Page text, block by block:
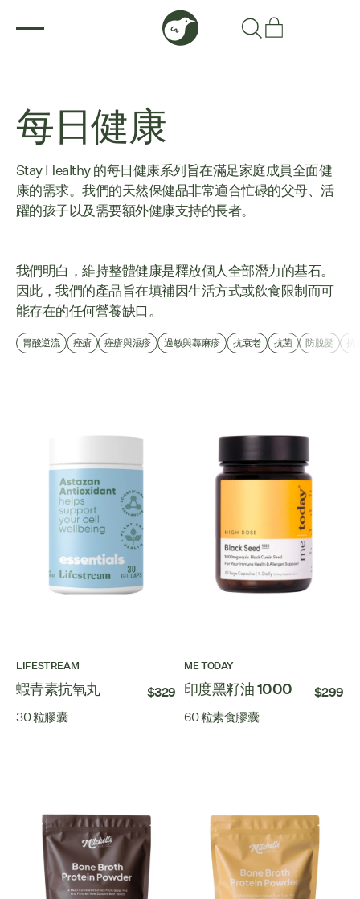
每日健康
Stay Healthy 的每日健康系列旨在滿足家庭成員全面健
康的需求。我們的天然保健品非常適合忙碌的父母、活
躍的孩子以及需要額外健康支持的長者。
我們明白，維持整體健康是釋放個人全部潛力的基石。
因此，我們的產品旨在填補因生活方式或飲食限制而可
能存在的任何營養缺口。
胃酸逆流 痤瘡 痤瘡與濕疹 過敏與蕁麻疹 抗衰老 抗菌 防脫髮 抗
LIFESTREAM
蝦青素抗氧丸 $329
30 粒膠囊
ME TODAY
印度黑籽油 1000 $299
60 粒素食膠囊